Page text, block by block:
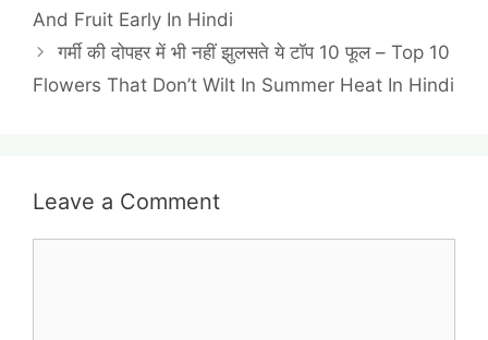
And Fruit Early In Hindi
गर्मी की दोपहर में भी नहीं झुलसते ये टॉप 10 फूल – Top 10
Flowers That Don’t Wilt In Summer Heat In Hindi
Leave a Comment